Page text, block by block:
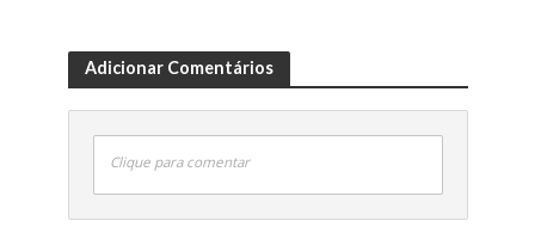
Adicionar Comentários
Clique para comentar